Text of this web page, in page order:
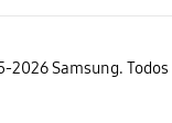
2026 Samsung.